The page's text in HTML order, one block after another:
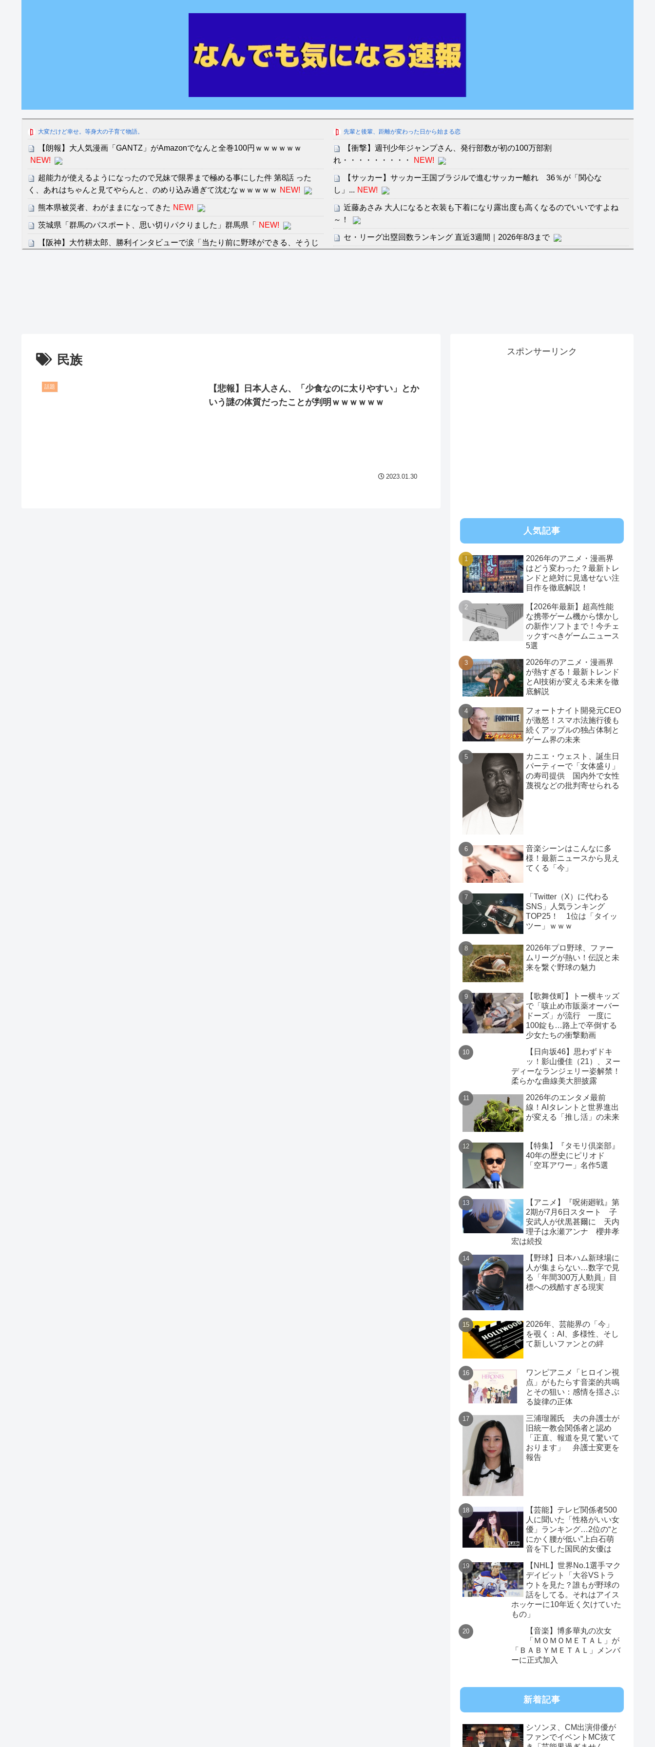
大変だけど幸せ。等身大の子育て物語。
【朗報】大人気漫画「GANTZ」がAmazonでなんと全巻100円ｗｗｗｗｗｗ
NEW!
超能力が使えるようになったので兄妹で限界まで極める事にした件 第8話 った
く、あれはちゃんと見てやらんと、のめり込み過ぎて沈むなｗｗｗｗｗ NEW!
熊本県被災者、わがままになってきた NEW!
茨城県「群馬のパスポート、思い切りパクりました」群馬県「 NEW!
【阪神】大竹耕太郎、勝利インタビューで涙「当たり前に野球ができる、そうじ
たすら愛し合う。
Powered by livedoor 相互RSS
先輩と後輩、距離が変わった日から始まる恋
【衝撃】週刊少年ジャンプさん、発行部数が初の100万部割
れ・・・・・・・・・
NEW!
【サッカー】サッカー王国ブラジルで進むサッカー離れ 36％が「関心な
し」... NEW!
近藤あさみ 大人になると衣装も下着になり露出度も高くなるのでいいですよね
～！
セ・リーグ出塁回数ランキング 直近3週間｜2026年8/3まで
36歳の彼女と結婚したいのに、家族が猛反対。家族から信じられない言葉が飛び
出した… 他
民族
話題
【悲報】日本人さん、「少食なのに太りやすい」とか
いう謎の体質だったことが判明ｗｗｗｗｗｗ
2023.01.30
スポンサーリンク
人気記事
2026年のアニメ・漫画界
はどう変わった？最新トレ
ンドと絶対に見逃せない注
目作を徹底解説！
【2026年最新】超高性能
な携帯ゲーム機から懐かし
の新作ソフトまで！今チェ
ックすべきゲームニュース
5選
2026年のアニメ・漫画界
が熱すぎる！最新トレンド
とAI技術が変える未来を徹
底解説
フォートナイト開発元CEO
が激怒！スマホ法施行後も
続くアップルの独占体制と
ゲーム界の未来
カニエ・ウェスト、誕生日
パーティーで「女体盛り」
の寿司提供 国内外で女性
蔑視などの批判寄せられる
音楽シーンはこんなに多
様！最新ニュースから見え
てくる「今」
「Twitter（X）に代わる
SNS」人気ランキング
TOP25！ 1位は「タイッ
ツー」ｗｗｗ
2026年プロ野球、ファー
ムリーグが熱い！伝説と未
来を繋ぐ野球の魅力
【歌舞伎町】トー横キッズ
で「咳止め市販薬オーバー
ドーズ」が流行 一度に
100錠も…路上で卒倒する
少女たちの衝撃動画
【日向坂46】思わずドキ
ッ！影山優佳（21）、ヌー
ディーなランジェリー姿解禁！
柔らかな曲線美大胆披露
2026年のエンタメ最前
線！AIタレントと世界進出
が変える「推し活」の未来
【特集】『タモリ倶楽部』
40年の歴史にピリオド
「空耳アワー」名作5選
【アニメ】『呪術廻戦』第
2期が7月6日スタート 子
安武人が伏黒甚爾に 天内
理子は永瀬アンナ 櫻井孝
宏は続投
【野球】日本ハム新球場に
人が集まらない…数字で見
る「年間300万人動員」目
標への残酷すぎる現実
2026年、芸能界の「今」
を覗く：AI、多様性、そし
て新しいファンとの絆
ワンピアニメ「ヒロイン視
点」がもたらす音楽的共鳴
とその狙い：感情を揺さぶ
る旋律の正体
三浦瑠麗氏 夫の弁護士が
旧統一教会関係者と認め
「正直、報道を見て驚いて
おります」 弁護士変更を
報告
【芸能】テレビ関係者500
人に聞いた「性格がいい女
優」ランキング…2位の“と
にかく腰が低い”上白石萌
音を下した国民的女優は
【NHL】世界No.1選手マク
デイビット「大谷VSトラ
ウトを見た？誰もが野球の
話をしてる。それはアイス
ホッケーに10年近く欠けていた
もの」
【音楽】博多華丸の次女
「ＭＯＭＯＭＥＴＡＬ」が
「ＢＡＢＹＭＥＴＡＬ」メンバ
ーに正式加入
新着記事
シソンヌ、CM出演俳優が
ファンでイベントMC抜て